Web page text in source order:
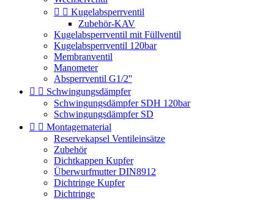
  Kugelabsperrventil
Zubehör-KAV
Kugelabsperrventil mit Füllventil
Kugelabsperrventil 120bar
Membranventil
Manometer
Absperrventil G1/2''
  Schwingungsdämpfer
Schwingungsdämpfer SDH 120bar
Schwingungsdämpfer SD
  Montagematerial
Reservekapsel Ventileinsätze
Zubehör
Dichtkappen Kupfer
Überwurfmutter DIN8912
Dichtringe Kupfer
Dichtringe